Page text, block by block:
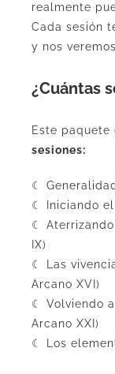
realmente
Cada sesión
y nos
¿Cuántas
Este
sesiones:
☾
☾ Iniciando el
☾
IX)
☾ Las
Arcano XVI)
☾ Volviendo
Arcano XXI)
☾ Los